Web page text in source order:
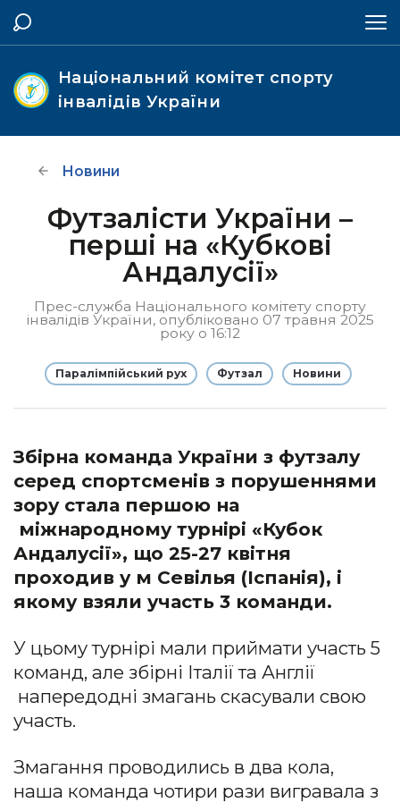
Національний комітет спорту
інвалідів України
Новини
Футзалісти України –
перші на «Кубкові
Андалусії»
Прес-служба Національного комітету спорту
інвалідів України, опубліковано 07 травня 2025
року о 16:12
Паралімпійський рух Футзал Новини
Збірна команда України з футзалу
серед спортсменів з порушеннями
зору стала першою на
міжнародному турнірі «Кубок
Андалусії», що 25-27 квітня
проходив у м Севілья (Іспанія), і
якому взяли участь 3 команди.
У цьому турнірі мали приймати участь 5
команд, але збірні Італії та Англії
напередодні змагань скасували свою
участь.
Змагання проводились в два кола,
наша команда чотири рази вигравала з